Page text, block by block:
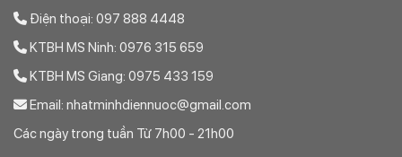
Xem bảng giá ống nhựa Dismy mới nhất nhà sản xuất
Giá bán thực tế phụ thuộc vào tỷ lệ chiết khấu. Chiết khấu
càng cao thì giá mua bán thực tế càng giảm.
Chiết khấu trên giá niêm yết có các mức từ 30% đến 35% tùy
Điện thoại: 097 888 4448
KTBH MS Ninh: 0976 315 659
KTBH MS Giang: 0975 433 159
Email: nhatminhdiennuoc@gmail.com
Các ngày trong tuần Từ 7h00 - 21h00